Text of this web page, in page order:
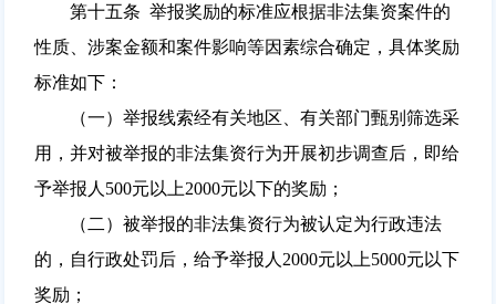
第十五条 举报奖励的标准应根据非法集资案件的
性质、涉案金额和案件影响等因素综合确定，具体奖励
标准如下：
（一）举报线索经有关地区、有关部门甄别筛选采
用，并对被举报的非法集资行为开展初步调查后，即给
予举报人500元以上2000元以下的奖励；
（二）被举报的非法集资行为被认定为行政违法
的，自行政处罚后，给予举报人2000元以上5000元以下
奖励；